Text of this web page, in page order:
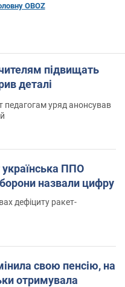
OBOZ
підвищать
деталі
уряд анонсував
українська ППО
назвали цифру
дефіциту ракет-
свою пенсію, на
отримувала